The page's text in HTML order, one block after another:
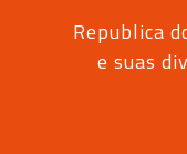
Republica
e suas